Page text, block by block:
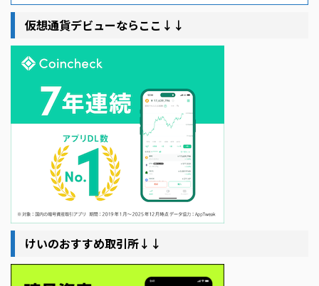
仮想通貨デビューならここ↓↓
けいのおすすめ取引所↓↓